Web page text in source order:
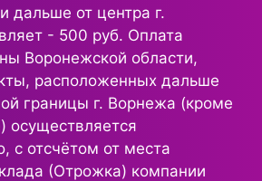
дальше от центра г.
- 500 руб. Оплата
Воронежской области,
расположенных дальше
границы г. Ворнежа (кроме
осуществляется
с отсчётом от места
(Отрожка) компании